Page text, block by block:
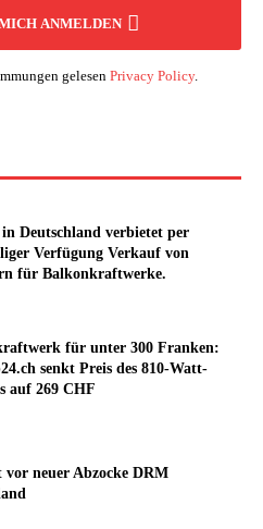
ANMELDEN
gelesenPrivacy Policy.
Deutschland verbietet per
Verfügung Verkauf von
für Balkonkraftwerke.
für unter 300 Franken:
senkt Preis des 810-Watt-
auf 269 CHF
vor neuer Abzocke DRM